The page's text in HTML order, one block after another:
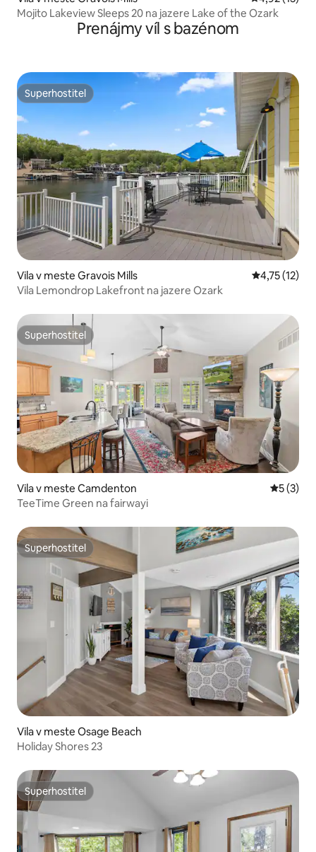
Mojito Lakeview Sleeps 20 na jazere Lake of the Ozark
Prenájmy víl s bazénom
Superhostiteľ
Superhostiteľ
Vila v meste Gravois Mills Priemerné
4,75 (12)
Vila Lemondrop Lakefront na jazere Ozark
Superhostiteľ
Superhostiteľ
Vila v meste Camdenton
5 (3)
TeeTime Green na fairwayi
Superhostiteľ
Superhostiteľ
Vila v meste Osage Beach
Holiday Shores 23
Superhostiteľ
Superhostiteľ